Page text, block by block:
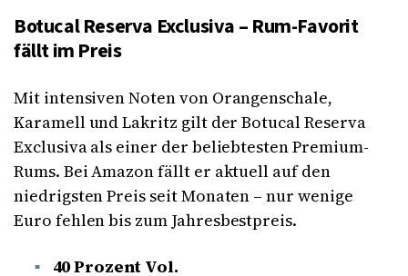
Botucal Reserva Exclusiva – Rum-Favorit
fällt im Preis
Mit intensiven Noten von Orangenschale,
Karamell und Lakritz gilt der Botucal Reserva
Exclusiva als einer der beliebtesten Premium-
Rums. Bei Amazon fällt er aktuell auf den
niedrigsten Preis seit Monaten – nur wenige
Euro fehlen bis zum Jahresbestpreis.
40 Prozent Vol.